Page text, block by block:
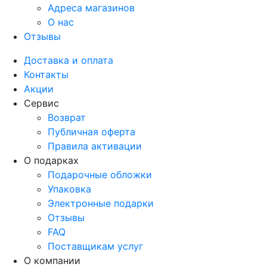
Адреса магазинов
О нас
Отзывы
Доставка и оплата
Контакты
Акции
Сервис
Возврат
Публичная оферта
Правила активации
О подарках
Подарочные обложки
Упаковка
Электронные подарки
Отзывы
FAQ
Поставщикам услуг
О компании